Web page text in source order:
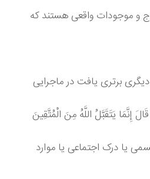
و موجودات واقعی هستند که
برتری یافت در ماجرایی
إِنَّمَا يَتَقَبَّلُ اللَّهُ مِنَ الْمُتَّقِينَ
یا درک اجتماعی یا موارد